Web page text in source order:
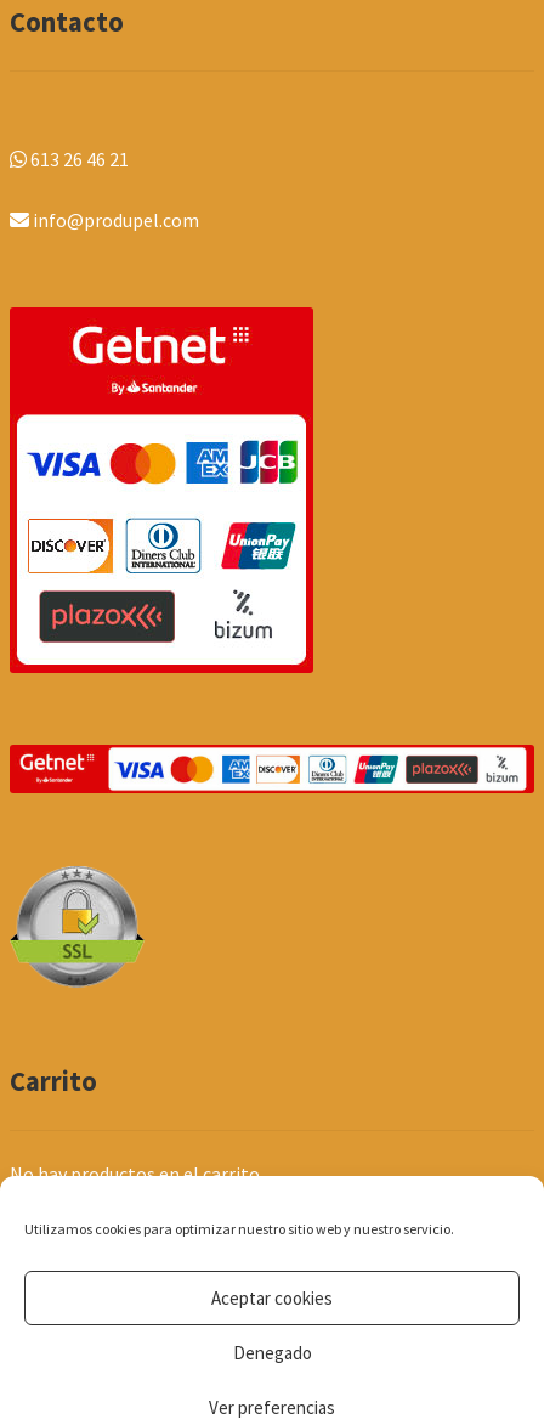
Utilizamos cookies para optimizar nuestro sitio web y nuestro servicio.
Aceptar cookies
Denegado
Ver preferencias
Contacto
613 26 46 21
info@produpel.com
Carrito
No hay productos en el carrito.
© Produpel | Productos de Peluquería y Estética 2026